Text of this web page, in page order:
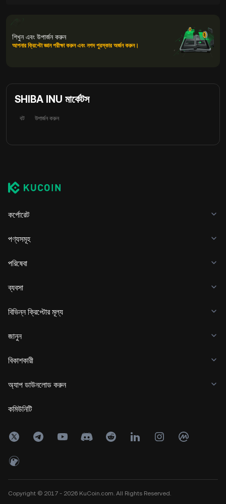
শিখুন এবং উপার্জন করুন
আপনার ক্রিপ্টো জ্ঞান পরীক্ষা করুন এবং নগদ পুরস্কার অর্জন করুন।
SHIBA INU মার্কেটস
বট উপার্জন করুন
কর্পোরেট
পণ্যসমূহ
পরিষেবা
ব্যবসা
বিভিন্ন ক্রিপ্টোর মূল্য
জানুন
বিকাশকারী
অ্যাপ ডাউনলোড করুন
কমিউনিটি
Copyright © 2017 - 2026 KuCoin.com. All Rights Reserved.